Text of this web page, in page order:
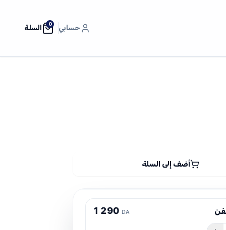
حسابي 0 السلة
أضف إلى السلة
1 290 DA